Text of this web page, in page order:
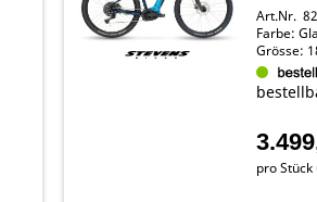
Art.Nr.
Farbe:
Grösse:
pro Stück